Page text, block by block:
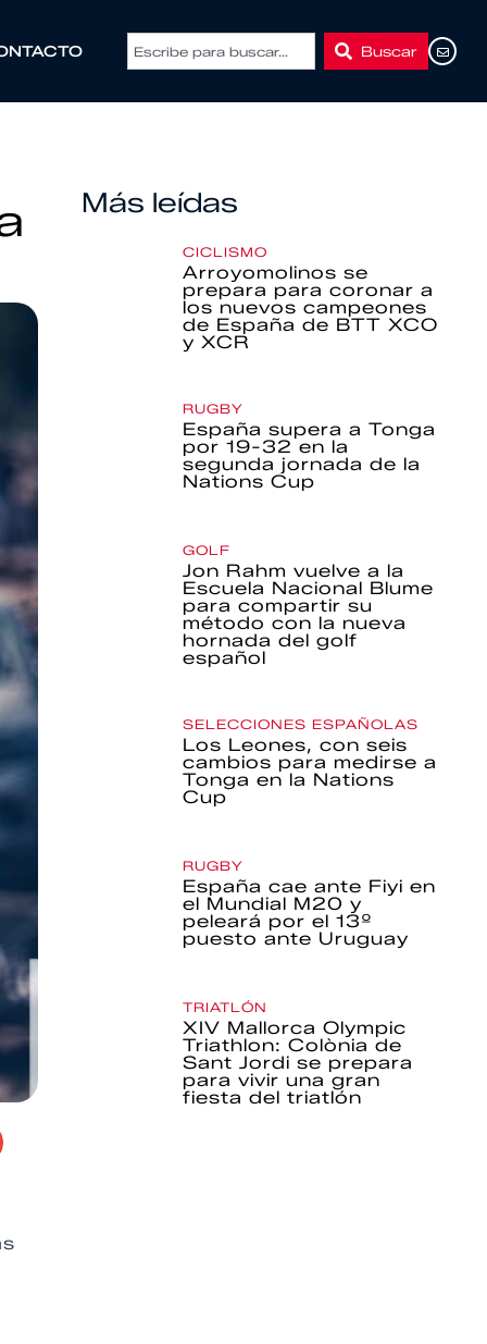
Buscar
Más leídas
CICLISMO
Arroyomolinos se
prepara para coronar a
los nuevos campeones
de España de BTT XCO
y XCR
RUGBY
España supera a Tonga
por 19-32 en la
segunda jornada de la
Nations Cup
GOLF
Jon Rahm vuelve a la
Escuela Nacional Blume
para compartir su
método con la nueva
hornada del golf
español
SELECCIONES ESPAÑOLAS
Los Leones, con seis
cambios para medirse a
Tonga en la Nations
Cup
RUGBY
España cae ante Fiyi en
el Mundial M20 y
peleará por el 13º
puesto ante Uruguay
TRIATLÓN
XIV Mallorca Olympic
Triathlon: Colònia de
Sant Jordi se prepara
para vivir una gran
fiesta del triatlón